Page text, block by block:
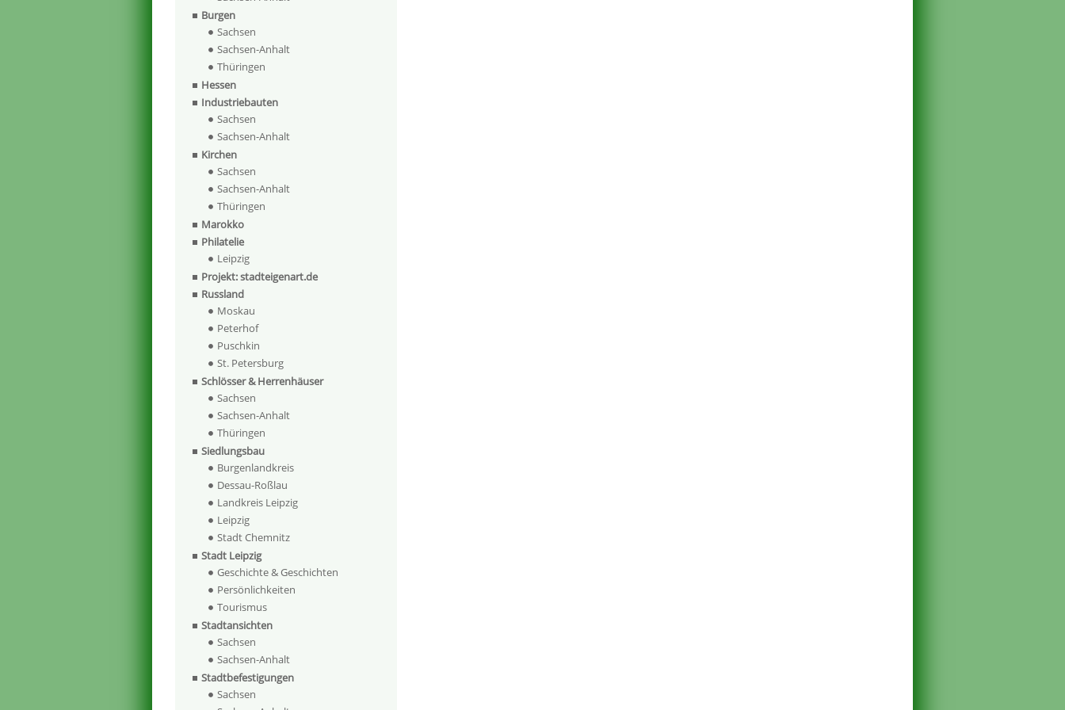
Burgen
Sachsen
Sachsen-Anhalt
Thüringen
Hessen
Industriebauten
Sachsen
Sachsen-Anhalt
Kirchen
Sachsen
Sachsen-Anhalt
Thüringen
Marokko
Philatelie
Leipzig
Projekt: stadteigenart.de
Russland
Moskau
Peterhof
Puschkin
St. Petersburg
Schlösser & Herrenhäuser
Sachsen
Sachsen-Anhalt
Thüringen
Siedlungsbau
Burgenlandkreis
Dessau-Roßlau
Landkreis Leipzig
Leipzig
Stadt Chemnitz
Stadt Leipzig
Geschichte & Geschichten
Persönlichkeiten
Tourismus
Stadtansichten
Sachsen
Sachsen-Anhalt
Stadtbefestigungen
Sachsen